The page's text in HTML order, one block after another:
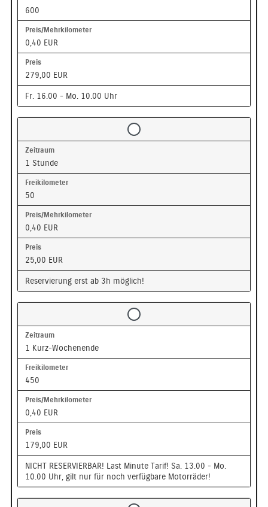
600
0,40 EUR
279,00 EUR
Fr. 16.00 - Mo. 10.00 Uhr
1 Stunde
50
0,40 EUR
25,00 EUR
Reservierung erst ab 3h möglich!
1 Kurz-Wochenende
450
0,40 EUR
179,00 EUR
NICHT RESERVIERBAR! Last Minute Tarif! Sa. 13.00 - Mo.
10.00 Uhr, gilt nur für noch verfügbare Motorräder!